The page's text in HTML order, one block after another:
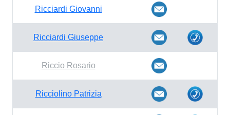
Ricciardi Giovanni
Ricciardi Giuseppe
Riccio Rosario
Ricciolino Patrizia